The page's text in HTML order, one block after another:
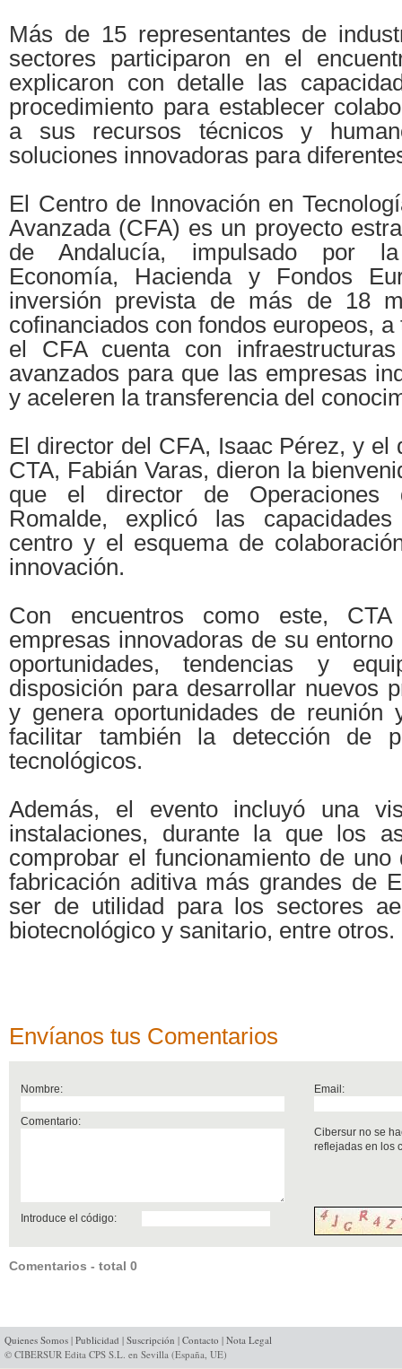
Más de 15 representantes de
sectores participaron en el
explicaron con detalle las
procedimiento para establecer
a sus recursos técnicos y
soluciones innovadoras para
El Centro de Innovación en
Avanzada (CFA) es un proyecto
de Andalucía, impulsado por
Economía, Hacienda y Fondos
inversión prevista de más de 18
cofinanciados con fondos europeos,
el CFA cuenta con
avanzados para que las empresas
y aceleren la transferencia del
El director del CFA, Isaac Pérez, y el
CTA, Fabián Varas, dieron la
que el director de Operaciones
Romalde, explicó las
centro y el esquema de
innovación.
Con encuentros como este,
empresas innovadoras de su
oportunidades, tendencias y
disposición para desarrollar nuevos
y genera oportunidades de reunión
facilitar también la detección de
tecnológicos.
Además, el evento incluyó una
instalaciones, durante la que los
comprobar el funcionamiento de
fabricación aditiva más grandes de
ser de utilidad para los sectores
biotecnológico y sanitario, entre otros.
Envíanos tus Comentarios
Nombre: Email:
Comentario:
Cibersur no se
reflejadas en los
Introduce el código:
Comentarios - total 0
Quienes Somos | Publicidad | Suscripción | Contacto | Nota Legal
© CIBERSUR Edita CPS S.L. en Sevilla (España, UE)